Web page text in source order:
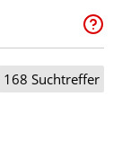
168 Suchtreffer